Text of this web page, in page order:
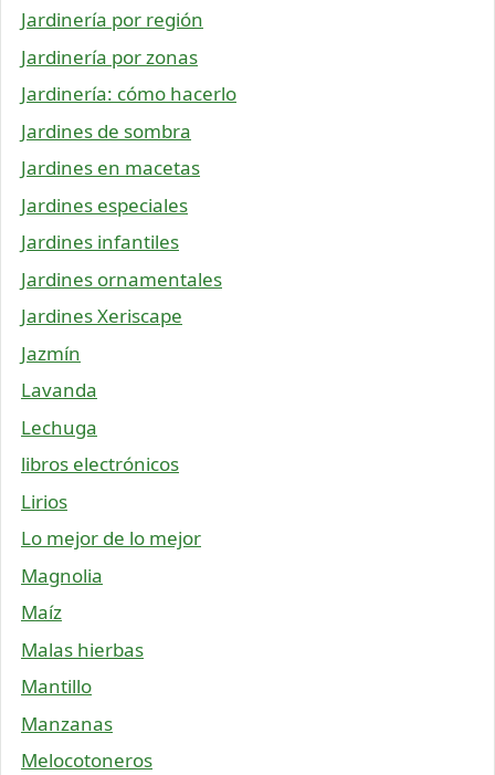
Jardinería por región
Jardinería por zonas
Jardinería: cómo hacerlo
Jardines de sombra
Jardines en macetas
Jardines especiales
Jardines infantiles
Jardines ornamentales
Jardines Xeriscape
Jazmín
Lavanda
Lechuga
libros electrónicos
Lirios
Lo mejor de lo mejor
Magnolia
Maíz
Malas hierbas
Mantillo
Manzanas
Melocotoneros